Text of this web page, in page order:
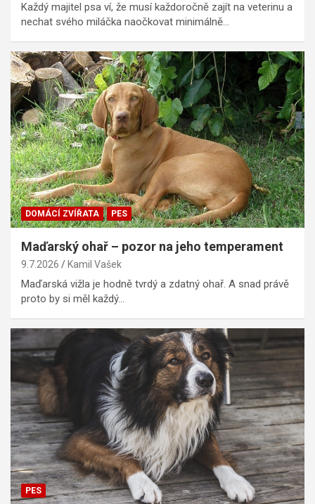
Každý majitel psa ví, že musí každoročně zajít na veterinu a
nechat svého miláčka naočkovat minimálně…
DOMÁCÍ ZVÍŘATA PES
Maďarský ohař – pozor na jeho temperament
9.7.2026 Kamil Vašek
Maďarská vižla je hodně tvrdý a zdatný ohař. A snad právě
proto by si měl každý…
PES